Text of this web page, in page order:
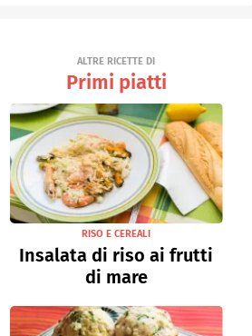
ALTRE RICETTE DI
Primi piatti
RISO E CEREALI
Insalata di riso ai frutti
di mare